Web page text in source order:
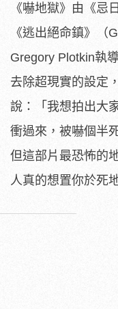
《嚇地獄》由《忌
《逃出絕命鎮》（
Gregory Plotkin執
去除超現實的設定
說：「 我想拍出大
衝過來， 被嚇個半
但這部片最恐怖的
人真的想置你於死